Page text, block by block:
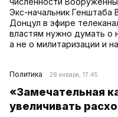
Экс-начальник
Донцул в эфире
властям нужно думать о
а не о милитаризации и
Политика 28 января, 17:45
«Замечательная
увеличивать